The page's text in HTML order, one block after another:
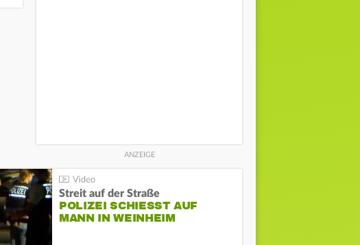
Streit auf der Straße
POLIZEI SCHIESST AUF M
ANN IN WEINHEIM